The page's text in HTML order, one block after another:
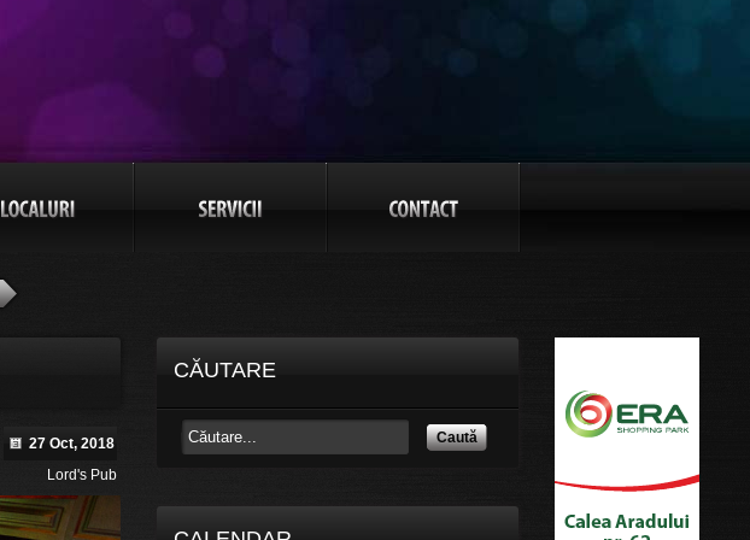
27 Oct, 2018
Lord's Pub
CĂUTARE
Caută